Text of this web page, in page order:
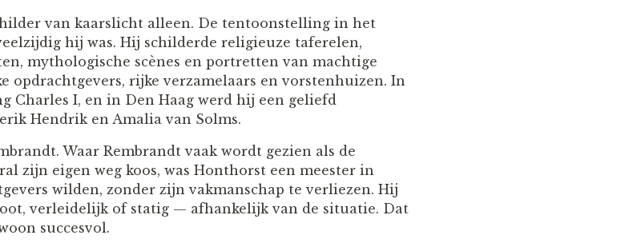
van kaarslicht alleen. De tentoonstelling in het
hij was. Hij schilderde religieuze taferelen,
mythologische scènes en portretten van machtige
opdrachtgevers, rijke verzamelaars en vorstenhuizen. In
Charles I, en in Den Haag werd hij een geliefd
Hendrik en Amalia van Solms.
Waar Rembrandt vaak wordt gezien als de
zijn eigen weg koos, was Honthorst een meester in
wilden, zonder zijn vakmanschap te verliezen. Hij
verleidelijk of statig — afhankelijk van de situatie. Dat
succesvol.